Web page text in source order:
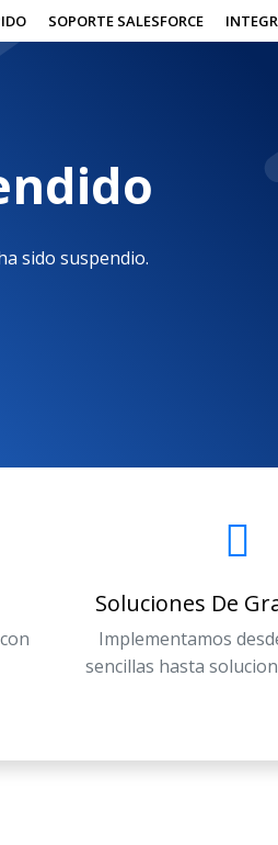
SOPORTE SALESFORCE
sido suspendio.
Soluciones De
Implementamos
sencillas hasta